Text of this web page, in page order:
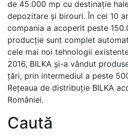
de 45.000 mp cu destinație
depozitare și birouri. În cei 10
compania a acoperit peste
producţie sunt complet
cele mai noi tehnologii
2016, BILKA și-a vândut
țări, prin intermediul a peste
Rețeaua de distribuție BILKA
României.
Caută